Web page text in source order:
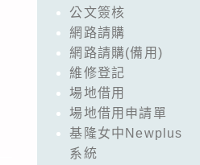
公文簽核
網路請購
網路請購(備用)
維修登記
場地借用
場地借用申請單
基隆女中Newplus
系統